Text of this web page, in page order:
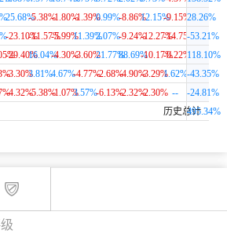
%25.68%
-5.38%-1.80%-1.39%0.99%-8.86%12.15%
-9.15%28.26%
%-23.10%
-11.57%
-5.99%11.39%
2.07%-9.24%-12.27%
-14.75%
-53.21%
%
-29.40%
16.04%
-4.30%-3.60%21.77%
88.69%
-10.17%
-0.22%118.10%
%-3.30%3.81%4.67%-4.77%-2.68%-4.90%-3.29%1.62%-43.35%
%-4.32%-5.38%-1.07%3.57%-6.13%-2.32%-2.30% -- -24.81%
历史总计495.34%